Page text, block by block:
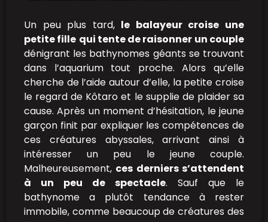
Un peu plus tard, le balayeur croise une
petite fille qui tente de raisonner un couple
dénigrant les bathynomes géants se trouvant
dans l’aquarium tout proche. Alors qu’elle
cherche de l’aide autour d’elle, la petite croise
le regard de Kôtaro et le supplie de plaider sa
cause. Après un moment d’hésitation, le jeune
garçon finit par expliquer les compétences de
ces créatures abyssales, arrivant ainsi à
intéresser un peu le jeune couple.
Malheureusement, ces derniers s’attendent
à un peu de spectacle. Sauf que le
bathynome a plutôt tendance à rester
immobile, comme beaucoup de créatures des